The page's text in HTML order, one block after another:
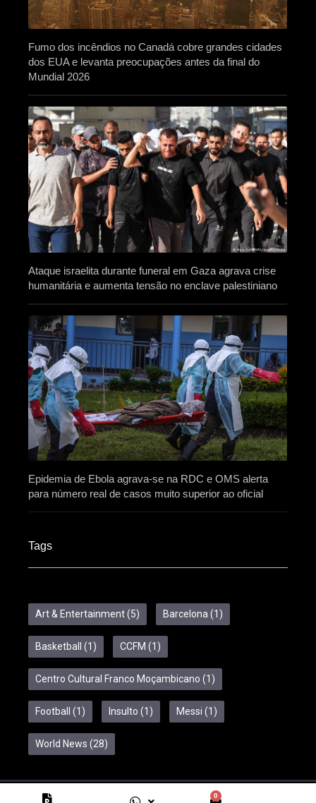
0
Fumo dos incêndios no Canadá cobre grandes cidades
dos EUA e levanta preocupações antes da final do
Mundial 2026
Ataque israelita durante funeral em Gaza agrava crise
humanitária e aumenta tensão no enclave palestiniano
Epidemia de Ebola agrava-se na RDC e OMS alerta
para número real de casos muito superior ao oficial
Tags
Art & Entertainment(5) Barcelona(1)
Basketball (1) CCFM (1)
Centro Cultural Franco Moçambicano (1)
Football (1) Insulto (1) Messi (1)
World News (28)